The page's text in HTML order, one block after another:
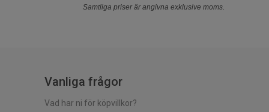
Samtliga priser är angivna exklusive moms.
Vanliga frågor
Vad har ni för köpvillkor?